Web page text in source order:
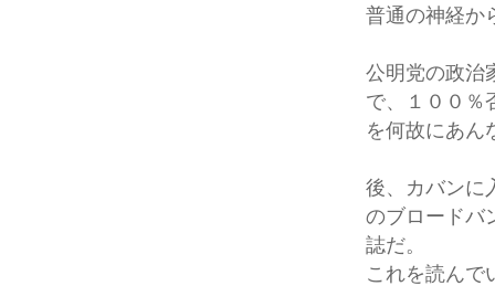
普通の神経か
公明党の政治
で、１００％
を何故にあん
後、カバンに
のブロードバ
誌だ。
これを読んで